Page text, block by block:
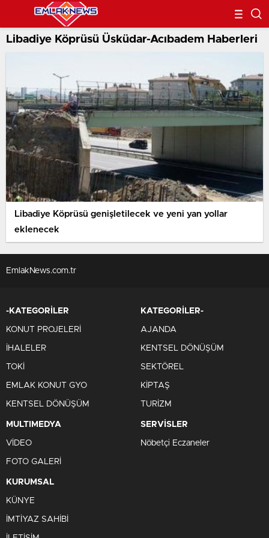
Libadiye Köprüsü Üsküdar-Acıbadem Haberleri
Libadiye Köprüsü genişletilecek ve yeni yan yollar
eklenecek
EmlakNews.com.tr
-KATEGORİLER
KONUT PROJELERİ
İHALELER
TOKİ
EMLAK KONUT GYO
KENTSEL DÖNÜŞÜM
KATEGORİLER-
AJANDA
KENTSEL DÖNÜŞÜM
SEKTÖREL
KİPTAŞ
TURİZM
MULTIMEDYA
VİDEO
FOTO GALERİ
SERVİSLER
Nöbetçi Eczaneler
KURUMSAL
KÜNYE
İMTİYAZ SAHİBİ